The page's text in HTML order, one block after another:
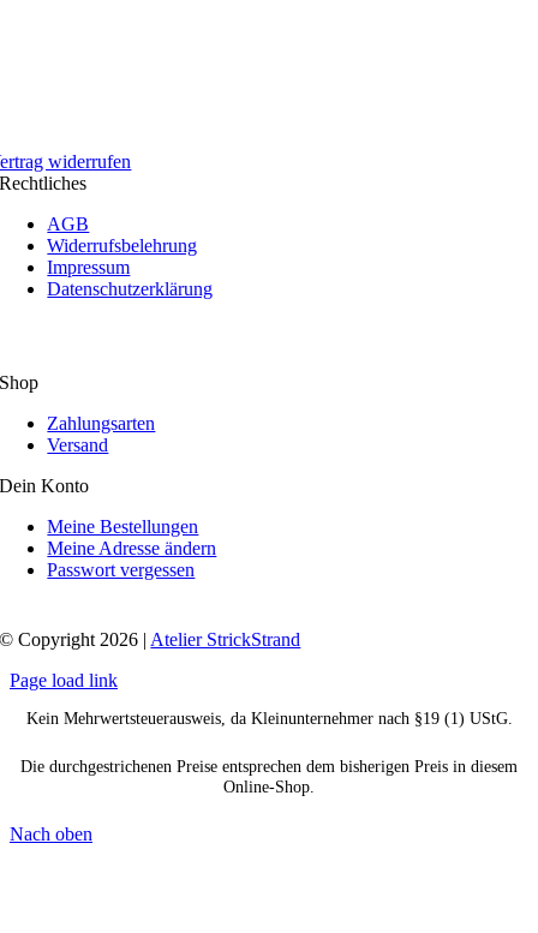
widerrufen
Rechtliches
AGB
Widerrufsbelehrung
Impressum
Datenschutzerklärung
Shop
Zahlungsarten
Versand
Dein Konto
Meine Bestellungen
Meine Adresse ändern
Passwort vergessen
© Copyright 2026 | Atelier StrickStrand
Page load link
Kein Mehrwertsteuerausweis, da Kleinunternehmer nach §19 (1) UStG.
Die durchgestrichenen Preise entsprechen dem bisherigen Preis in diesem
Online-Shop.
Nach oben